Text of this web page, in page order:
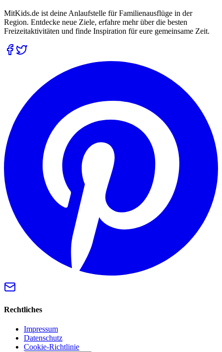
MitKids.de ist deine Anlaufstelle für Familienausflüge in der
Region. Entdecke neue Ziele, erfahre mehr über die besten
Freizeitaktivitäten und finde Inspiration für eure gemeinsame Zeit.
Rechtliches
Impressum
Datenschutz
Cookie-Richtlinie